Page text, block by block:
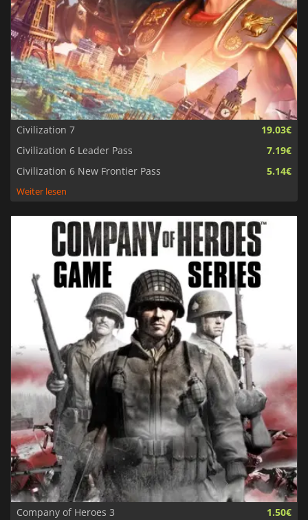
Civilization 7
19.03€
Civilization 6 Leader Pass
7.19€
Civilization 6 New Frontier Pass
5.14€
Weiter lesen
Company of Heroes 3
1.50€